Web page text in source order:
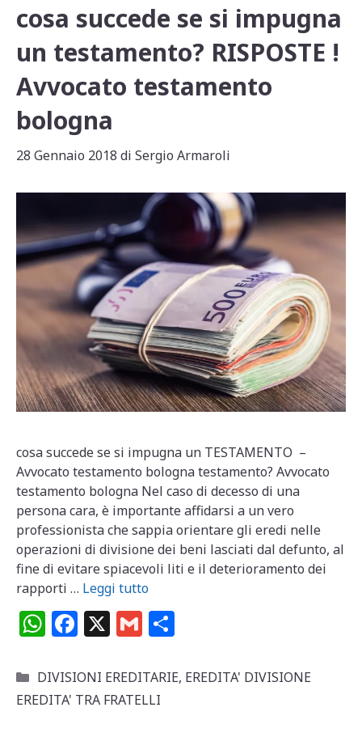
cosa succede se si impugna
un testamento? RISPOSTE !
Avvocato testamento
bologna
28 Gennaio 2018 di Sergio Armaroli
cosa succede se si impugna un TESTAMENTO –
Avvocato testamento bologna testamento? Avvocato
testamento bologna Nel caso di decesso di una
persona cara, è importante affidarsi a un vero
professionista che sappia orientare gli eredi nelle
operazioni di divisione dei beni lasciati dal defunto, al
fine di evitare spiacevoli liti e il deterioramento dei
rapporti … Leggi tutto
W
at
s
F
c
e
X G
ai
l
n
Categorie
DIVISIONI EREDITARIE, EREDITA' DIVISIONE
EREDITA' TRA FRATELLI